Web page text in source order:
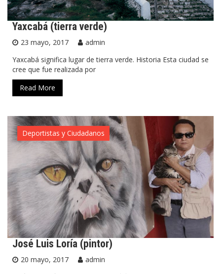
Yaxcabá (tierra verde)
23 mayo, 2017
admin
Yaxcabá significa lugar de tierra verde. Historia Esta ciudad se
cree que fue realizada por
Read More
Deportistas y Ciudadanos
José Luis Loría (pintor)
20 mayo, 2017
admin